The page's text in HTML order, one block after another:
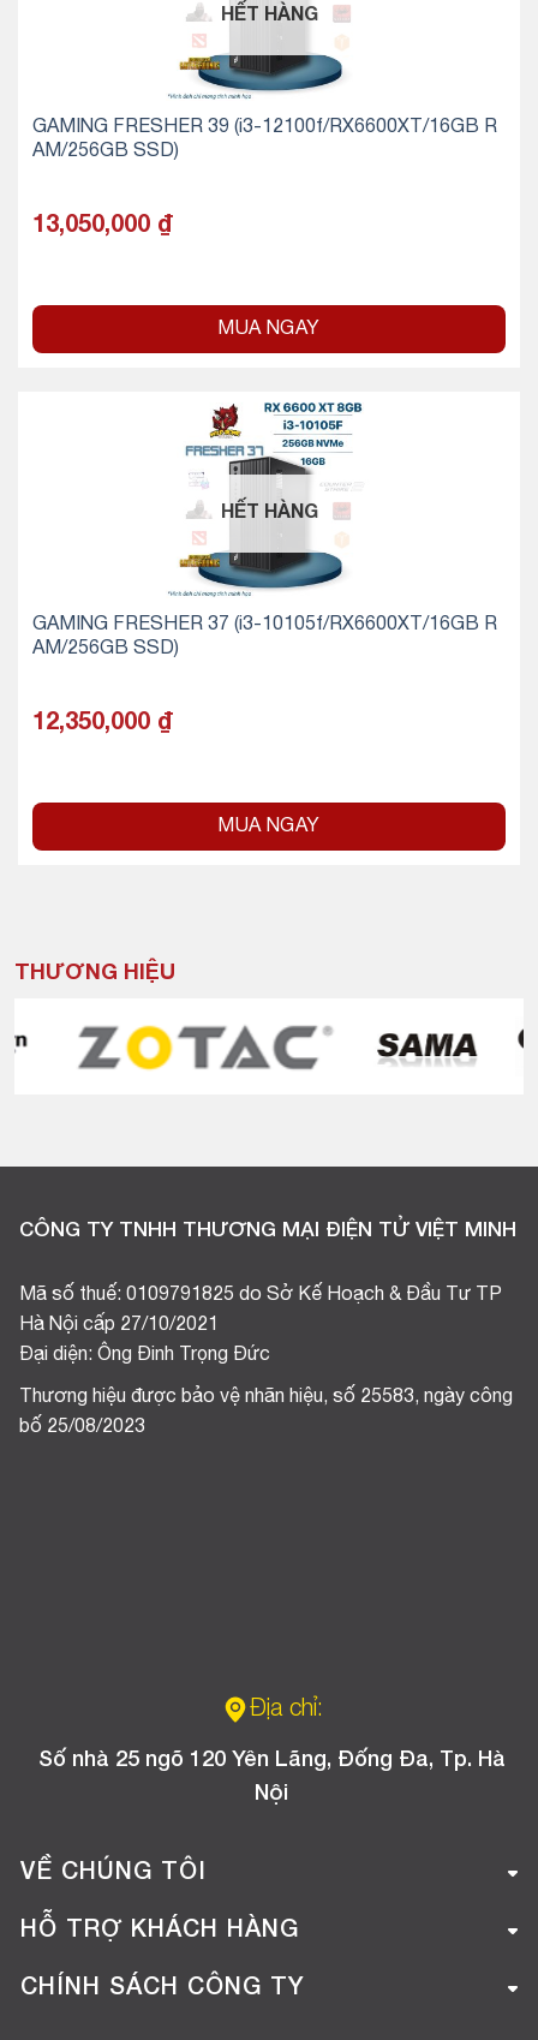
HẾT HÀNG
GAMING FRESHER 39 (i3-12100f/RX6600XT/16GB R
AM/256GB SSD)
13,050,000 ₫
MUA NGAY
HẾT HÀNG
GAMING FRESHER 37 (i3-10105f/RX6600XT/16GB R
AM/256GB SSD)
12,350,000 ₫
MUA NGAY
THƯƠNG HIỆU
CÔNG TY TNHH THƯƠNG MẠI ĐIỆN TỬ VIỆT MINH
Mã số thuế: 0109791825 do Sở Kế Hoạch & Đầu Tư TP
Hà Nội cấp 27/10/2021
Đại diện: Ông Đinh Trọng Đức
Thương hiệu được bảo vệ nhãn hiệu, số 25583, ngày công
bố 25/08/2023
Địa chỉ:
Số nhà 25 ngõ 120 Yên Lãng, Đống Đa, Tp. Hà
Nội
VỀ CHÚNG TÔI
Giới thiệu công ty
Tuyển dụng
HỖ TRỢ KHÁCH HÀNG
Hướng dẫn mua hàng online
CHÍNH SÁCH CÔNG TY